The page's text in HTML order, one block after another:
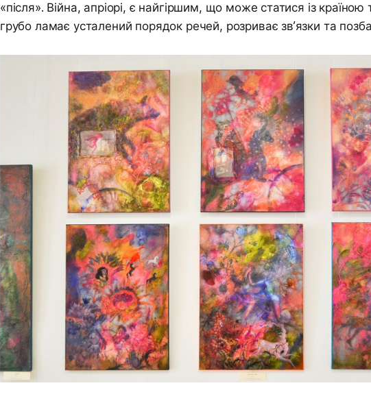
«після». Війна, апріорі, є найгіршим, що може статися із країною
грубо ламає усталений порядок речей, розриває зв’язки та